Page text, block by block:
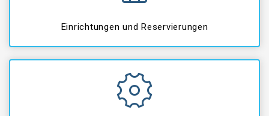
Einrichtungen und Reservierungen